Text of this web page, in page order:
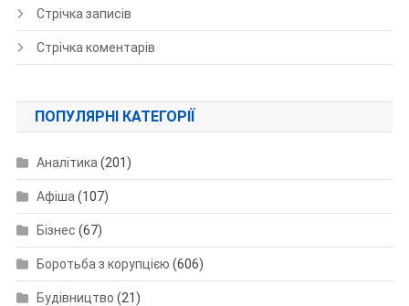
Стрічка записів
Стрічка коментарів
ПОПУЛЯРНІ КАТЕГОРІЇ
Аналітика (201)
Афіша (107)
Бізнес (67)
Боротьба з корупцією (606)
Будівництво (21)